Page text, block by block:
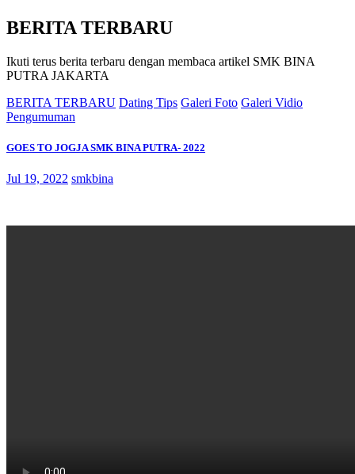
BERITA TERBARU
Ikuti terus berita terbaru dengan membaca artikel SMK BINA
PUTRA JAKARTA
BERITA TERBARU Dating Tips Galeri Foto Galeri Vidio
Pengumuman
GOES TO JOGJA SMK BINA PUTRA- 2022
Jul 19, 2022 smkbina